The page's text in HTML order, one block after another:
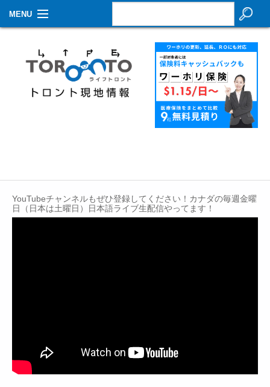
MENU
生活情報
その他
Contact
YouTubeチャンネルもぜひ登録してください！カナダの毎週金曜
日（日本は土曜日）日本語ライブ生配信やってます！